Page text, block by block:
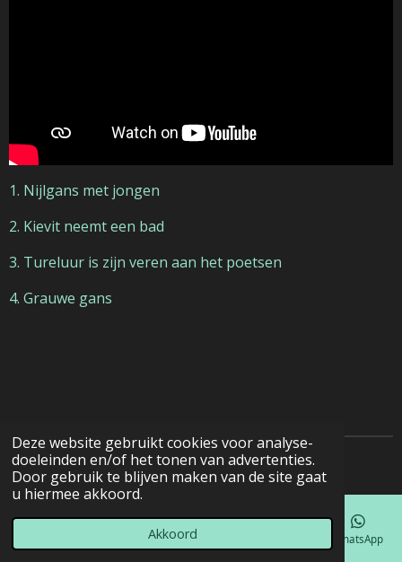
Deze website gebruikt cookies voor analyse-
doeleinden en/of het tonen van advertenties.
Door gebruik te blijven maken van de site gaat
u hiermee akkoord.
Akkoord
1. Nijlgans met jongen
2. Kievit neemt een bad
3. Tureluur is zijn veren aan het poetsen
4. Grauwe gans
© 2022 - 2026 Natuurfotografie
Telefoonnummer WhatsApp